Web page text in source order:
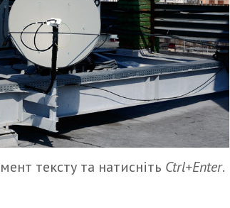
тексту та натисніть Ctrl+Enter.